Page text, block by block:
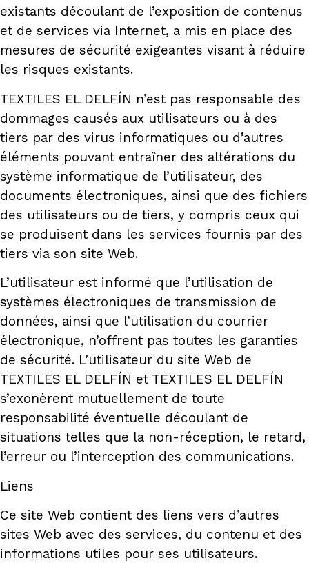
existants découlant de l’exposition de contenus
et de services via Internet, a mis en place des
mesures de sécurité exigeantes visant à réduire
les risques existants.
TEXTILES EL DELFÍN n’est pas responsable des
dommages causés aux utilisateurs ou à des
tiers par des virus informatiques ou d’autres
éléments pouvant entraîner des altérations du
système informatique de l’utilisateur, des
documents électroniques, ainsi que des fichiers
des utilisateurs ou de tiers, y compris ceux qui
se produisent dans les services fournis par des
tiers via son site Web.
L’utilisateur est informé que l’utilisation de
systèmes électroniques de transmission de
données, ainsi que l’utilisation du courrier
électronique, n’offrent pas toutes les garanties
de sécurité. L’utilisateur du site Web de
TEXTILES EL DELFÍN et TEXTILES EL DELFÍN
s’exonèrent mutuellement de toute
responsabilité éventuelle découlant de
situations telles que la non-réception, le retard,
l’erreur ou l’interception des communications.
Liens
Ce site Web contient des liens vers d’autres
sites Web avec des services, du contenu et des
informations utiles pour ses utilisateurs.